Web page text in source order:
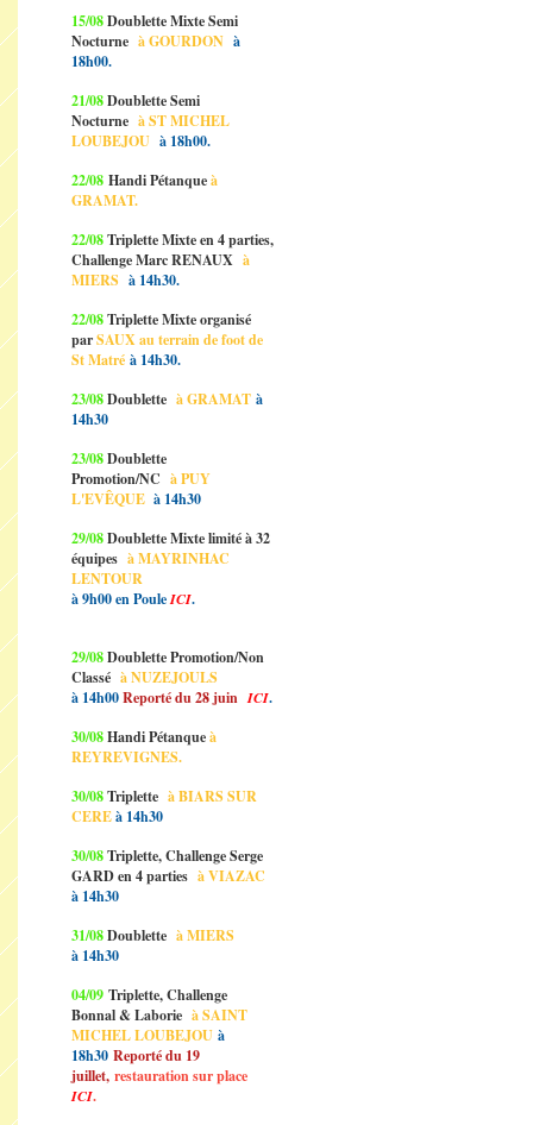
15/08Doublette Mixte Semi
Nocturne à GOURDON à
18h00.
21/08Doublette Semi
Nocturne à ST MICHEL
LOUBEJOU à 18h00.
22/08 Handi Pétanqueà
GRAMAT.
22/08Triplette Mixte en 4 parties,
Challenge Marc RENAUX à
MIERS à 14h30.
22/08Triplette Mixte organisé
parSAUX au terrain de foot de
St Matré à 14h30.
23/08Doublette à GRAMAT à
14h30
23/08Doublette
Promotion/NC à PUY
L'EVÊQUE à 14h30
29/08Doublette Mixte limité à 32
équipes à MAYRINHAC
LENTOUR
à 9h00 en PouleICI.
29/08Doublette Promotion/Non
Classé à NUZEJOULS
à 14h00Reporté du 28 juin ICI.
30/08Handi Pétanqueà
REYREVIGNES.
30/08Triplette à BIARS SUR
CEREà 14h30
30/08Triplette, Challenge Serge
GARD en 4 parties à VIAZAC
à 14h30
31/08Doublette à MIERS
à 14h30
04/09 Triplette, Challenge
Bonnal & Laborie à SAINT
MICHEL LOUBEJOU à
18h30 Reporté du 19
juillet, restauration sur place
ICI.